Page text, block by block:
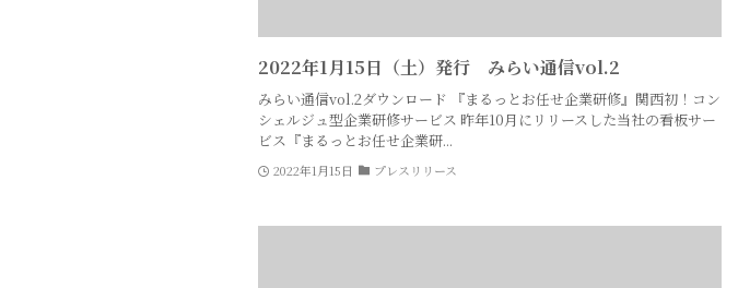
2022年1月15日（土）発行 みらい通信vol.2
みらい通信vol.2ダウンロード 『まるっとお任せ企業研修』関西初！コン
シェルジュ型企業研修サービス 昨年10月にリリースした当社の看板サー
ビス『まるっとお任せ企業研...
2022年1月15日 プレスリリース